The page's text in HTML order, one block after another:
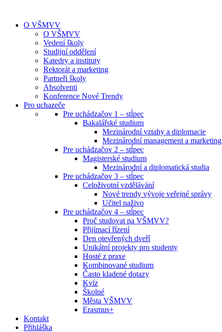
O VŠMVV
O VŠMVV
Vedení školy
Studijní oddělení
Katedry a instituty
Rektorát a marketing
Partneři školy
Absolventi
Konference Nové Trendy
Pro uchazeče
Pre uchádzačov 1 – stĺpec
Bakalářské studium
Mezinárodní vztahy a diplomacie
Mezinárodní management a marketing
Pre uchádzačov 2 – stĺpec
Magisterské studium
Mezinárodní a diplomatická studia
Pre uchádzačov 3 – stĺpec
Celoživotní vzdělávání
Nové trendy vývoje veřejné správy
Učitel naživo
Pre uchádzačov 4 – stĺpec
Proč studovat na VŠMVV?
Přijímací řízení
Den otevřených dveří
Unikátní projekty pro studenty
Hosté z praxe
Kombinované studium
Často kladené dotazy
Kvíz
Školné
Města VŠMVV
Erasmus+
Kontakt
Přihláška